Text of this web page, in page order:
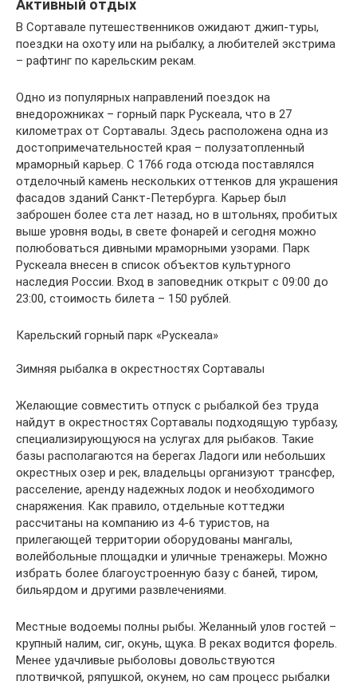
Активный отдых
В Сортавале путешественников ожидают джип-туры,
поездки на охоту или на рыбалку, а любителей экстрима
– рафтинг по карельским рекам.
Одно из популярных направлений поездок на
внедорожниках – горный парк Рускеала, что в 27
километрах от Сортавалы. Здесь расположена одна из
достопримечательностей края – полузатопленный
мраморный карьер. С 1766 года отсюда поставлялся
отделочный камень нескольких оттенков для украшения
фасадов зданий Санкт-Петербурга. Карьер был
заброшен более ста лет назад, но в штольнях, пробитых
выше уровня воды, в свете фонарей и сегодня можно
полюбоваться дивными мраморными узорами. Парк
Рускеала внесен в список объектов культурного
наследия России. Вход в заповедник открыт с 09:00 до
23:00, стоимость билета – 150 рублей.
Карельский горный парк «Рускеала»
Зимняя рыбалка в окрестностях Сортавалы
Желающие совместить отпуск с рыбалкой без труда
найдут в окрестностях Сортавалы подходящую турбазу,
специализирующуюся на услугах для рыбаков. Такие
базы располагаются на берегах Ладоги или небольших
окрестных озер и рек, владельцы организуют трансфер,
расселение, аренду надежных лодок и необходимого
снаряжения. Как правило, отдельные коттеджи
рассчитаны на компанию из 4-6 туристов, на
прилегающей территории оборудованы мангалы,
волейбольные площадки и уличные тренажеры. Можно
избрать более благоустроенную базу с баней, тиром,
бильярдом и другими развлечениями.
Местные водоемы полны рыбы. Желанный улов гостей –
крупный налим, сиг, окунь, щука. В реках водится форель.
Менее удачливые рыболовы довольствуются
плотвичкой, ряпушкой, окунем, но сам процесс рыбалки